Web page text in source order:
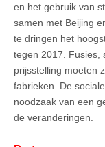
en het gebruik van
samen met Beijing
te dringen het
tegen 2017. Fusies,
prijsstelling moeten
fabrieken. De
noodzaak van een
de veranderingen.